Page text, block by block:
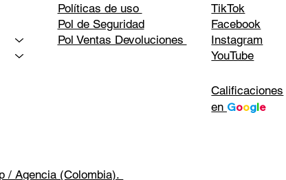
Políticas de uso
Pol de Seguridad
Pol Ventas Devoluciones
TikTok
Facebook
Instagram
YouTube
Calificaciones
en Google
/ Agencia (Colombia).